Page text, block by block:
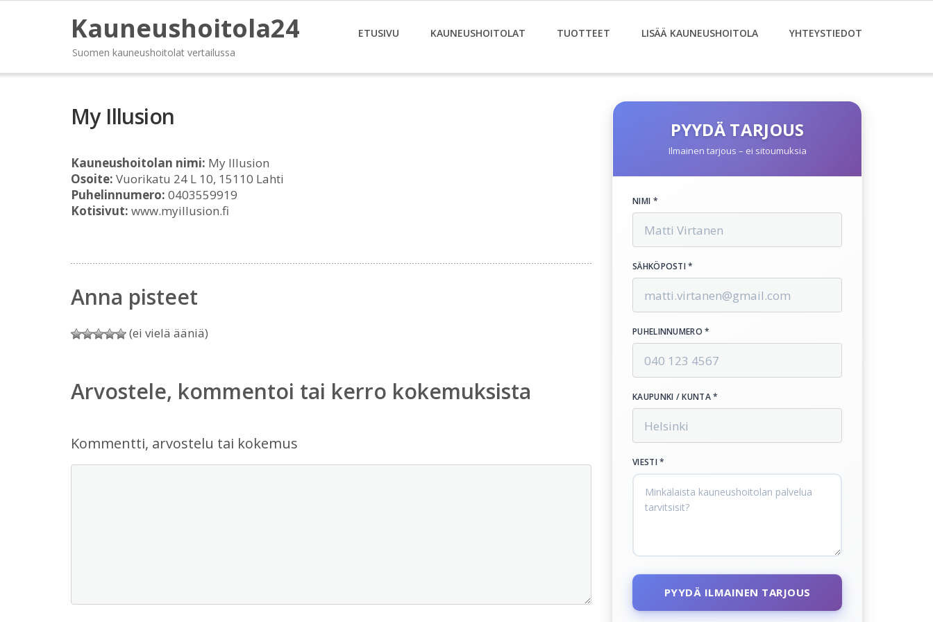
Kauneushoitola24
Suomen kauneushoitolat vertailussa
ETUSIVU KAUNEUSHOITOLAT TUOTTEET LISÄÄ KAUNEUSHOITOLA YHTEYSTIEDOT
My Illusion
Kauneushoitolan nimi: My Illusion
Osoite: Vuorikatu 24 L 10, 15110 Lahti
Puhelinnumero: 0403559919
Kotisivut: www.myillusion.fi
Anna pisteet
(ei vielä ääniä)
Arvostele, kommentoi tai kerro kokemuksista
Kommentti, arvostelu tai kokemus
PYYDÄ TARJOUS
Ilmainen tarjous – ei sitoumuksia
NIMI *
SÄHKÖPOSTI *
PUHELINNUMERO *
KAUPUNKI / KUNTA *
VIESTI *
PYYDÄ ILMAINEN TARJOUS